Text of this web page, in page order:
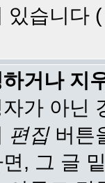
있습니다 (
거나 지
가 아닌
편집버튼
, 그 글